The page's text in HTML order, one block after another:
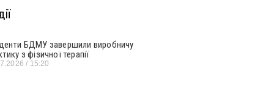
БДМУ завершили виробничу
з фізичної терапії
15:20